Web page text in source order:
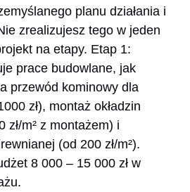
planu działania i
zrealizujesz tego w jeden
na etapy. Etap 1:
prace budowlane, jak
przewód kominowy dla
zł), montaż okładzin
zł/m² z montażem) i
(od 200 zł/m²).
8 000 – 15 000 zł w